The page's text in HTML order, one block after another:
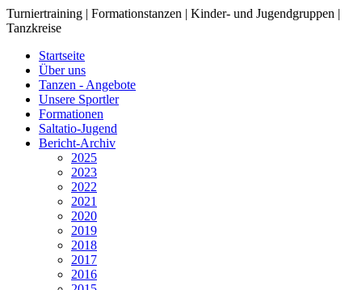
Turniertraining | Formationstanzen | Kinder- und Jugendgruppen |
Tanzkreise
Startseite
Über uns
Tanzen - Angebote
Unsere Sportler
Formationen
Saltatio-Jugend
Bericht-Archiv
2025
2023
2022
2021
2020
2019
2018
2017
2016